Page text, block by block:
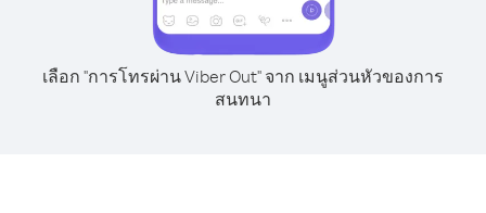
เลือก "การโทรผ่าน Viber Out" จาก เมนูส่วนหัวของการ
สนทนา